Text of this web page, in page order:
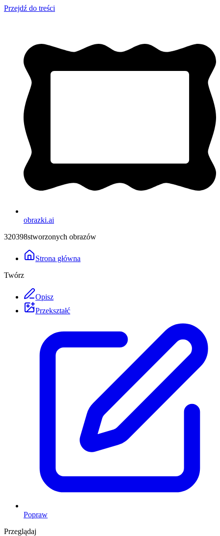
Przejdź do treści
obrazki.ai
320398stworzonych obrazów
Strona główna
Twórz
Opisz
Przekształć
Popraw
Przeglądaj